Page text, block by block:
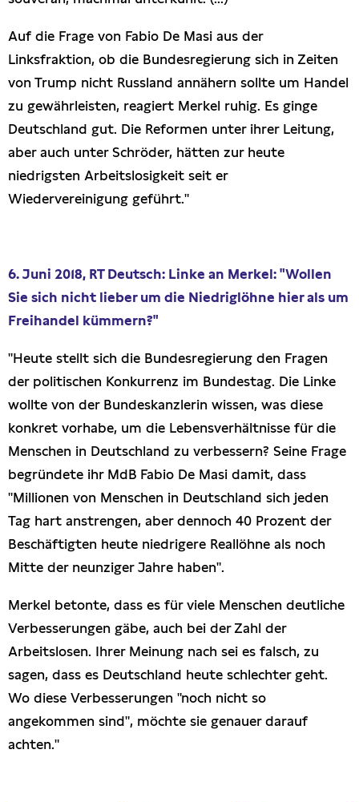
Auf die Frage von Fabio De Masi aus der
Linksfraktion, ob die Bundesregierung sich in Zeiten
von Trump nicht Russland annähern sollte um Handel
zu gewährleisten, reagiert Merkel ruhig. Es ginge
Deutschland gut. Die Reformen unter ihrer Leitung,
aber auch unter Schröder, hätten zur heute
niedrigsten Arbeitslosigkeit seit er
Wiedervereinigung geführt."
6. Juni 2018, RT Deutsch: Linke an Merkel: "Wollen
Sie sich nicht lieber um die Niedriglöhne hier als um
Freihandel kümmern?"
"Heute stellt sich die Bundesregierung den Fragen
der politischen Konkurrenz im Bundestag. Die Linke
wollte von der Bundeskanzlerin wissen, was diese
konkret vorhabe, um die Lebensverhältnisse für die
Menschen in Deutschland zu verbessern? Seine Frage
begründete ihr MdB Fabio De Masi damit, dass
"Millionen von Menschen in Deutschland sich jeden
Tag hart anstrengen, aber dennoch 40 Prozent der
Beschäftigten heute niedrigere Reallöhne als noch
Mitte der neunziger Jahre haben".
Merkel betonte, dass es für viele Menschen deutliche
Verbesserungen gäbe, auch bei der Zahl der
Arbeitslosen. Ihrer Meinung nach sei es falsch, zu
sagen, dass es Deutschland heute schlechter geht.
Wo diese Verbesserungen "noch nicht so
angekommen sind", möchte sie genauer darauf
achten."